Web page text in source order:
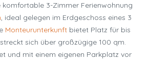
komfortable 3-Zimmer Ferienwohnung
, ideal gelegen im Erdgeschoss eines 3
Monteurunterkunft bietet Platz für bis
sich über großzügige 100 qm.
und mit einem eigenen Parkplatz vor